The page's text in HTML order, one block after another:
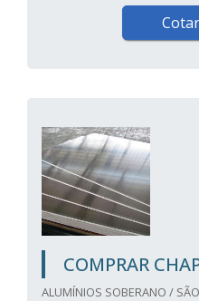
COMPRAR
ALUMÍNIOS SOBERANO /